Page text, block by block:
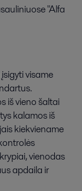
"Alfa
visame
iš vieno šaltai
kalamos iš
kiekviename
vienodas
apdaila ir